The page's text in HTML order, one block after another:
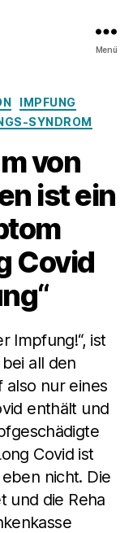
Menü
IMPFUNG
SYNDROM
von
ist ein
Covid
Impfung!“, ist
all den
also nur eines
enthält und
Covid ist
nicht. Die
und die Reha